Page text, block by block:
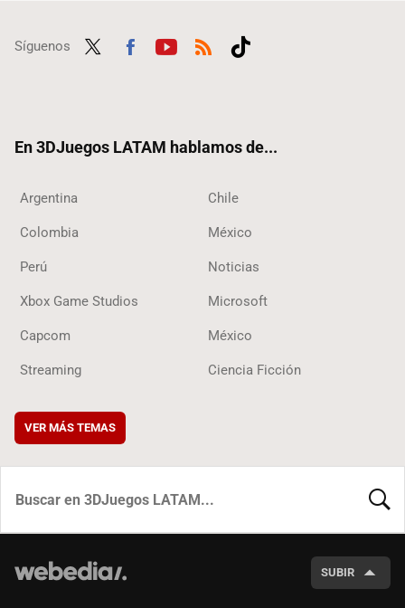
Síguenos
En 3DJuegos LATAM hablamos de...
Argentina Chile
Colombia México
Perú Noticias
Xbox Game Studios Microsoft
Capcom México
Streaming Ciencia Ficción
VER MÁS TEMAS
SUBIR